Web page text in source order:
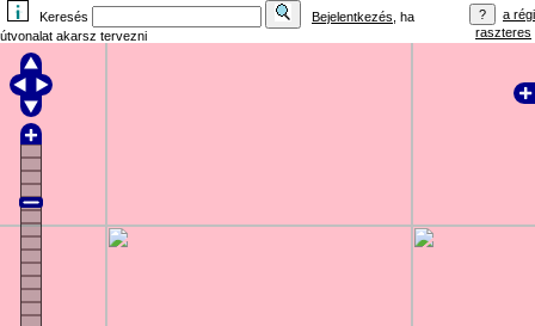
Keresés Bejelentkezés , ha
útvonalat akarsz tervezni
a régi
raszteres